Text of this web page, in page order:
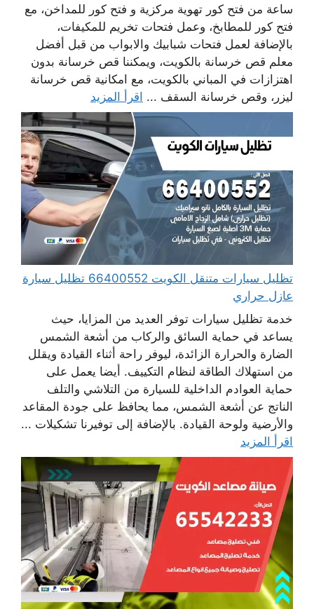
ساعة من فتح كور تهوية مركزية و فتح كور للمداخن، مع
فتح كور للمطابخ، وعمل فتحات تخريم للمكيفات،
بالإضافة لعمل فتحات شبابيك والابواب من قبل أفضل
معلم قص خرسانة بالكويت، ويمكننا قص خرسانة بدون
اهتزازات في المباني بالكويت، مع امكانية قص خرسانة
ليزر، وقص خرسانة السقف ... اقرأ المزيد
تظليل سيارات متنقل الكويت 66400552 تظليل سيارة
عازل حراري
خدمة تظليل سيارات توفر العديد من المزايا، حيث
يساعد في حماية السائق والركاب من أشعة الشمس
الضارة والحرارة الزائدة، ليوفر راحة أثناء القيادة ويقلل
من استهلاك الطاقة لنظام التكييف. أيضا يعمل على
حماية العوادم الداخلية للسيارة من التلاشي والتلف
الناتج عن أشعة الشمس، مما يحافظ على جودة المقاعد
والأرضية ولوحة القيادة. بالإضافة إلى توفيرنا تشكيلات ...
اقرأ المزيد